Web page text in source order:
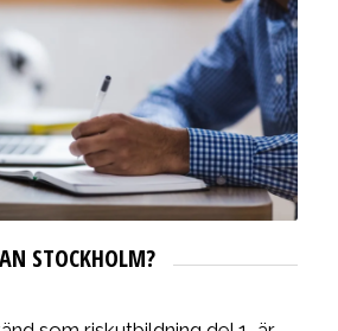
STOCKHOLM?